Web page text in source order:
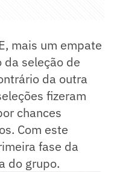
mais um empate
da seleção de
da outra
fizeram
chances
Com este
fase da
do grupo.